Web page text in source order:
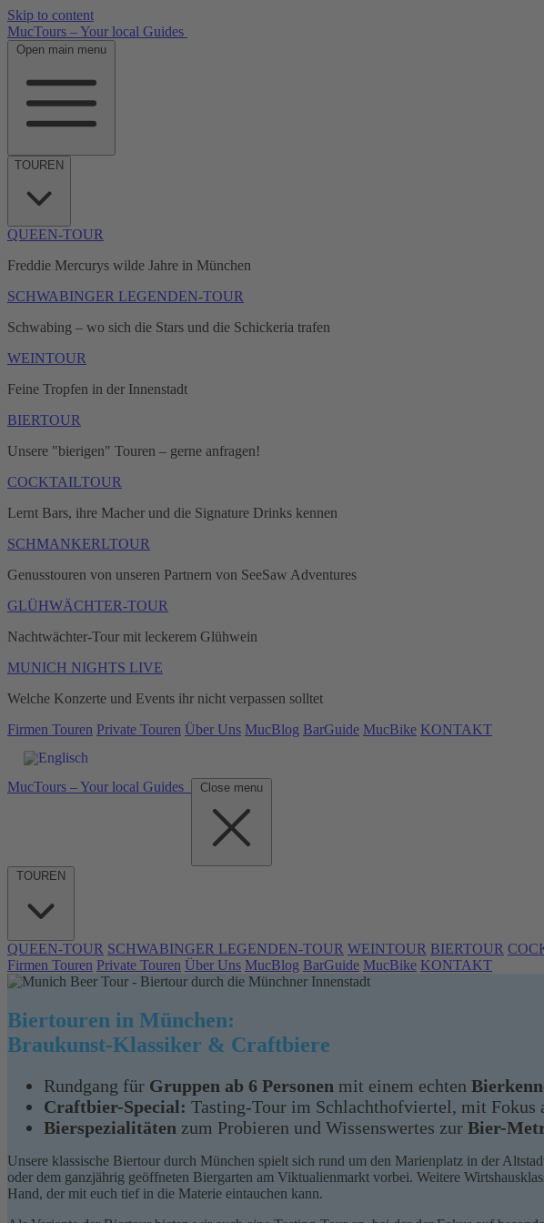
Skip to content
MucTours – Your local Guides
Open main menu
TOUREN
QUEEN-TOUR
Freddie Mercurys wilde Jahre in München
SCHWABINGER LEGENDEN-TOUR
Schwabing – wo sich die Stars und die Schickeria trafen
WEINTOUR
Feine Tropfen in der Innenstadt
BIERTOUR
Unsere "bierigen" Touren – gerne anfragen!
COCKTAILTOUR
Lernt Bars, ihre Macher und die Signature Drinks kennen
SCHMANKERLTOUR
Genusstouren von unseren Partnern von SeeSaw Adventures
GLÜHWÄCHTER-TOUR
Nachtwächter-Tour mit leckerem Glühwein
MUNICH NIGHTS LIVE
Welche Konzerte und Events ihr nicht verpassen solltet
Firmen Touren Private Touren Über Uns MucBlog BarGuide MucBike KONTAKT
MucTours – Your local Guides Close menu
TOUREN
QUEEN-TOUR SCHWABINGER LEGENDEN-TOUR WEINTOUR BIERTOUR
Firmen Touren Private Touren Über Uns MucBlog BarGuide MucBike KONTAKT
Biertouren in München:
Braukunst-Klassiker & Craftbiere
Rundgang für Gruppen ab 6 Personen mit einem echten
Craftbier-Special: Tasting-Tour im Schlachthofviertel, mit Fokus
Bierspezialitäten zum Probieren und Wissenswertes zur Bier-
Unsere klassische Biertour durch München spielt sich rund um den Marienplatz in der
oder dem ganzjährig geöffneten Biergarten am Viktualienmarkt vorbei. Weitere
Hand, der mit euch tief in die Materie eintauchen kann.